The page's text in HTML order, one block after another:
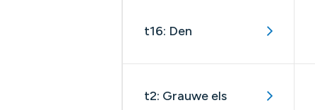
t16: Den
t2: Grauwe els